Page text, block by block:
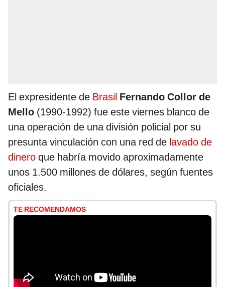
El expresidente de Brasil Fernando Collor de
Mello (1990-1992) fue este viernes blanco de
una operación de una división policial por su
presunta vinculación con una red de lavado de
dinero que habría movido aproximadamente
unos 1.500 millones de dólares, según fuentes
oficiales.
TE RECOMENDAMOS